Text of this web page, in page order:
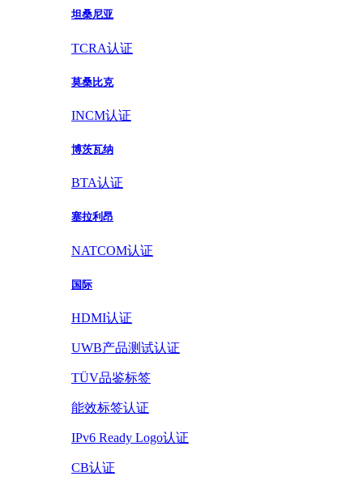
坦桑尼亚
TCRA认证
莫桑比克
INCM认证
博茨瓦纳
BTA认证
塞拉利昂
NATCOM认证
国际
HDMI认证
UWB产品测试认证
TÜV品鉴标签
能效标签认证
IPv6 Ready Logo认证
CB认证